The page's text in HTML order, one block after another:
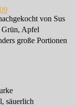
von Sus
Grün, Apfel
große Portionen
säuerlich